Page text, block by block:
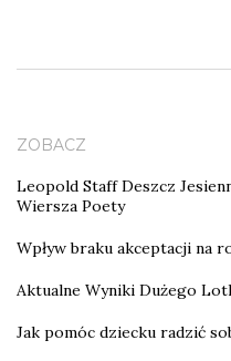
ZOBACZ
Leopold Staff Deszcz
Wiersza Poety
Wpływ braku akceptacji na
Aktualne Wyniki Dużego
Jak pomóc dziecku radzić